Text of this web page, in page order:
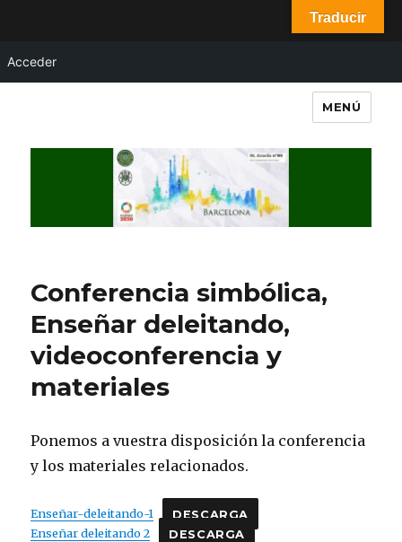
Acceder
MENÚ
Conferencia simbólica,
Enseñar deleitando,
videoconferencia y
materiales
Ponemos a vuestra disposición la conferencia
y los materiales relacionados.
Enseñar-deleitando-1 DESCARGA
Enseñar deleitando 2 DESCARGA
Traducir